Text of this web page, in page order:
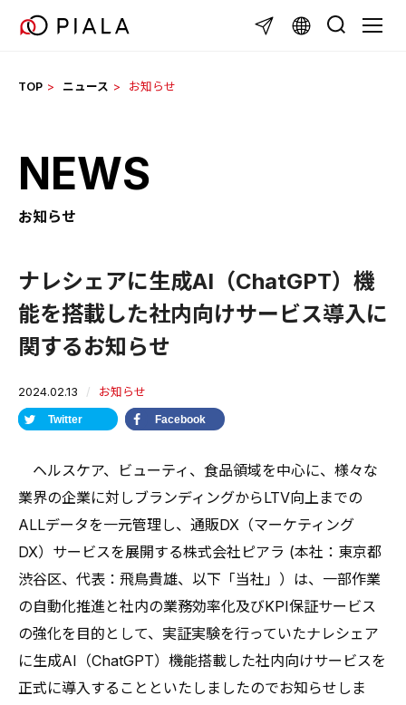
TOP ニュース お知らせ
NEWS
お知らせ
ナレシェアに生成AI（ChatGPT）機
能を搭載した社内向けサービス導入に
関するお知らせ
2024.02.13 お知らせ
Twitter Facebook
ヘルスケア、ビューティ、食品領域を中心に、様々な
業界の企業に対しブランディングからLTV向上までの
ALLデータを一元管理し、通販DX（マーケティング
DX）サービスを展開する株式会社ピアラ (本社：東京都
渋谷区、代表：飛鳥貴雄、以下「当社」）は、一部作業
の自動化推進と社内の業務効率化及びKPI保証サービス
の強化を目的として、実証実験を行っていたナレシェア
に生成AI（ChatGPT）機能搭載した社内向けサービスを
正式に導入することといたしましたのでお知らせしま